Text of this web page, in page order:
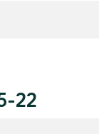
22